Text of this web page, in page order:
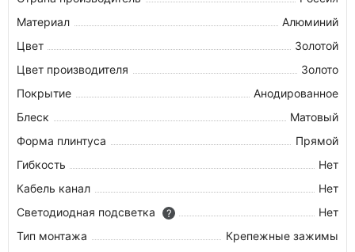
Материал
Алюминий
Цвет
Золотой
Цвет производителя
Золото
Покрытие
Анодированное
Блеск
Матовый
Форма плинтуса
Прямой
Гибкость
Нет
Кабель канал
Нет
Светодиодная подсветка
?
Нет
Тип монтажа
Крепежные зажимы